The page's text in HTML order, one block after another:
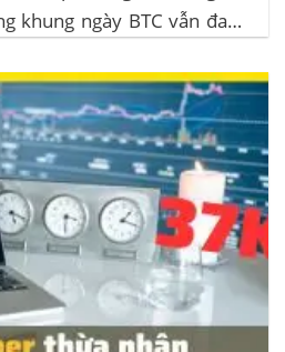
khung ngày BTC vẫn đang
khỏi các sàn giao dịch...